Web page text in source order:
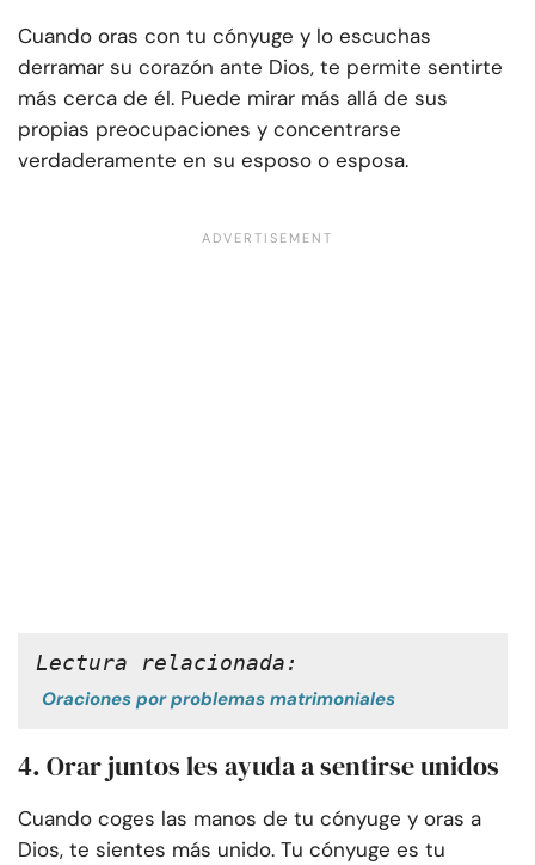
Cuando oras con tu cónyuge y lo escuchas
derramar su corazón ante Dios, te permite sentirte
más cerca de él. Puede mirar más allá de sus
propias preocupaciones y concentrarse
verdaderamente en su esposo o esposa.
Lectura relacionada:
Oraciones por problemas matrimoniales
4. Orar juntos les ayuda a sentirse unidos
Cuando coges las manos de tu cónyuge y oras a
Dios, te sientes más unido. Tu cónyuge es tu